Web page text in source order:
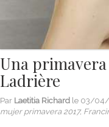
Una
Ladrière
Par Laetitia Richard le 03/04/
mujer primavera 2017,